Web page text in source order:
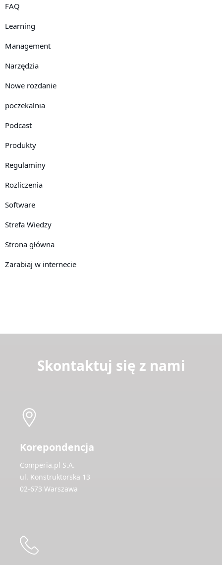
FAQ
Learning
Management
Narzędzia
Nowe rozdanie
poczekalnia
Podcast
Produkty
Regulaminy
Rozliczenia
Software
Strefa Wiedzy
Strona główna
Zarabiaj w internecie
Skontaktuj się z nami
Korepondencja
Comperia.pl S.A.
ul. Konstruktorska 13
02-673 Warszawa